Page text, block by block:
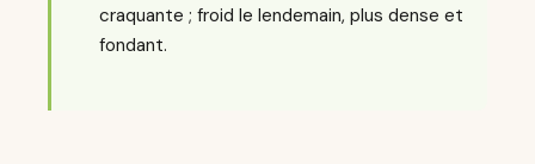
craquante ; froid le lendemain, plus dense et
fondant.